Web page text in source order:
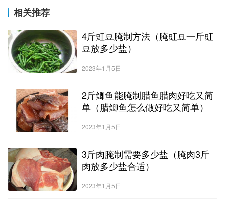
相关推荐
4斤豇豆腌制方法（腌豇豆一斤豇
豆放多少盐）
2023年1月5日
2斤鲫鱼能腌制腊鱼腊肉好吃又简
单（腊鲫鱼怎么做好吃又简单）
2023年1月5日
3斤肉腌制需要多少盐（腌肉3斤
肉放多少盐合适）
2023年1月5日